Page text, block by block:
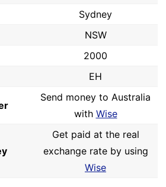
Sydney
NSW
2000
EH
Send money to Australia
with Wise
Get paid at the real
exchange rate by using
Wise